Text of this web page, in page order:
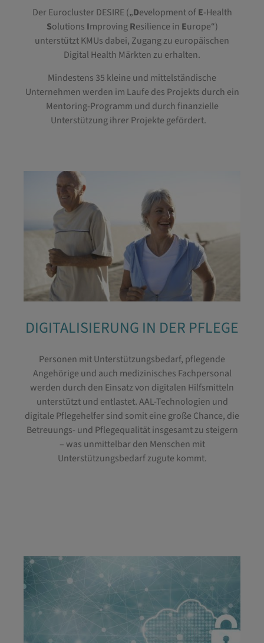
Der Eurocluster DESIRE („Development ofE-Health
Solutions ImprovingResilience in Europe“)
unterstützt KMUs dabei, Zugang zu europäischen
Digital Health Märkten zu erhalten.
Mindestens 35 kleine und mittelständische
Unternehmen werden im Laufe des Projekts durch ein
Mentoring-Programm und durch finanzielle
Unterstützung ihrer Projekte gefördert.
DIGITALISIERUNG IN DER PFLEGE
Personen mit Unterstützungsbedarf, pflegende
Angehörige und auch medizinisches Fachpersonal
werden durch den Einsatz von digitalen Hilfsmitteln
unterstützt und entlastet. AAL-Technologien und
digitale Pflegehelfer sind somit eine große Chance, die
Betreuungs- und Pflegequalität insgesamt zu steigern
– was unmittelbar den Menschen mit
Unterstützungsbedarf zugute kommt.